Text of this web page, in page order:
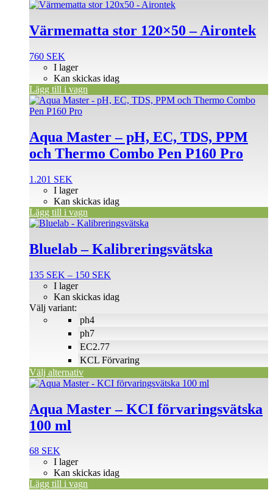
Värmematta stor 120×50 – Airontek
760 SEK
I lager
Kan skickas idag
Lägg till i vagn
Aqua Master – pH, EC, TDS, PPM
och Thermo Combo Pen P160 Pro
1.201 SEK
I lager
Kan skickas idag
Lägg till i vagn
Bluelab – Kalibreringsvätska
135 SEK – 150 SEK
till
ph4
ph7
EC2.77
KCL Förvaring
I lager
Kan skickas idag
Välj variant:
Välj alternativ
Den
produkten
har
varianter.
olika
alternativen
Aqua Master – KCI förvaringsvätska
100 ml
68 SEK
I lager
Kan skickas idag
Lägg till i vagn